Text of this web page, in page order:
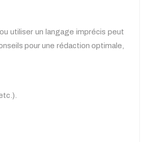
utiliser un langage imprécis peut
pour une rédaction optimale,